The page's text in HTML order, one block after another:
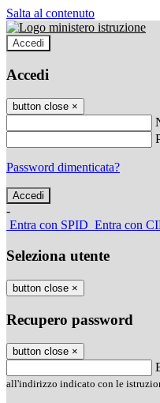
Salta al contenuto
Accedi
Accedi
button close ×
Password dimenticata?
-
Entra con SPID Entra con
Seleziona utente
button close ×
Recupero password
button close ×
all'indirizzo indicato con le